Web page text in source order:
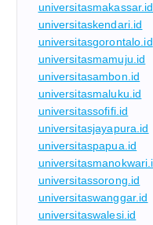
universitasmakassar.id
universitaskendari.id
universitasgorontalo.id
universitasmamuju.id
universitasambon.id
universitasmaluku.id
universitassofifi.id
universitasjayapura.id
universitaspapua.id
universitassorong.id
universitaswanggar.id
universitaswalesi.id